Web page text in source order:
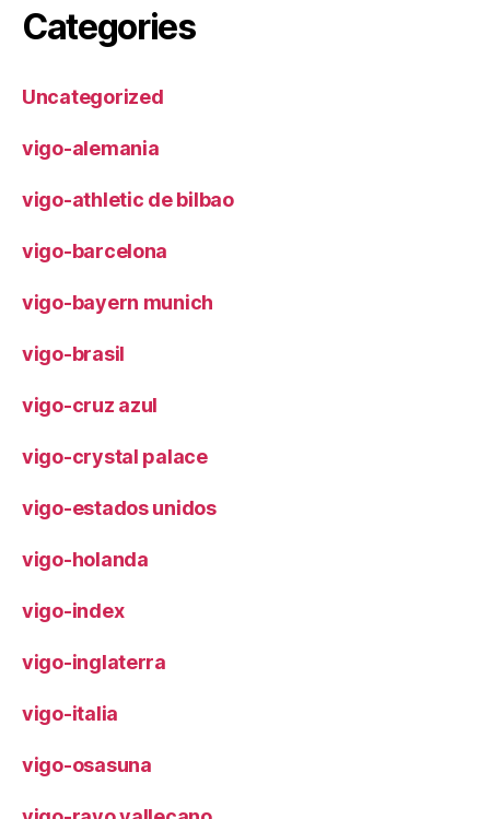
Categories
Uncategorized
vigo-alemania
vigo-athletic de bilbao
vigo-barcelona
vigo-bayern munich
vigo-brasil
vigo-cruz azul
vigo-crystal palace
vigo-estados unidos
vigo-holanda
vigo-index
vigo-inglaterra
vigo-italia
vigo-osasuna